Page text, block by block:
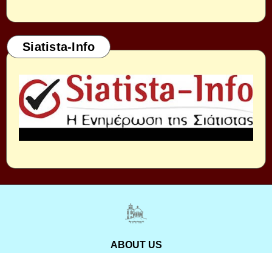
Siatista-Info
ABOUT US